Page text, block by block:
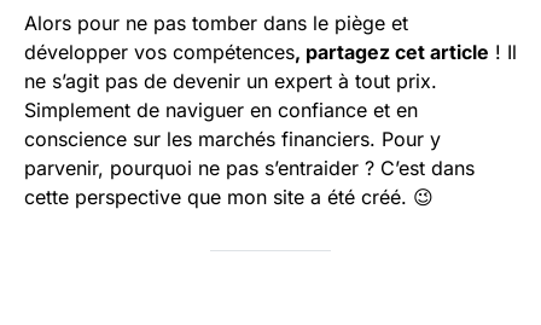
Alors pour ne pas tomber dans le piège et
développer vos compétences, partagez cet article ! Il
ne s’agit pas de devenir un expert à tout prix.
Simplement de naviguer en confiance et en
conscience sur les marchés financiers. Pour y
parvenir, pourquoi ne pas s’entraider ? C’est dans
cette perspective que mon site a été créé. 😉